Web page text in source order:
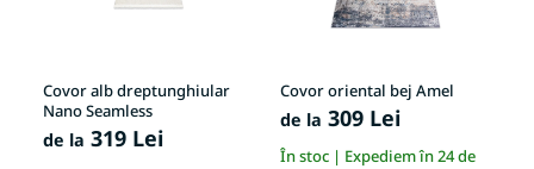
Covor alb dreptunghiular
Nano Seamless
de la 319 Lei
Covor oriental bej Amel
de la 309 Lei
În stoc | Expediem în 24 de